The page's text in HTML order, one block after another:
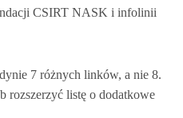
CSIRT NASK i infolinii
7 różnych linków, a nie 8.
rozszerzyć listę o dodatkowe